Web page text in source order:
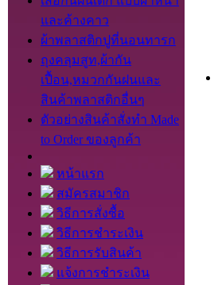
และค้างคาว
ผ้าพลาสติกปูที่นอนทารก
ถุงคลุมสูท,ผ้ากัน
เปื้อน,หมวกกันฝนและ
สินค้าพลาสติกอื่นๆ
ตัวอย่างสินค้าสั่งทำ Made
to Order ของลูกค้า
หน้าแรก
สมัครสมาชิก
วิธีการสั่งซื้อ
วิธีการชำระเงิน
วิธีการรับสินค้า
แจ้งการชำระเงิน